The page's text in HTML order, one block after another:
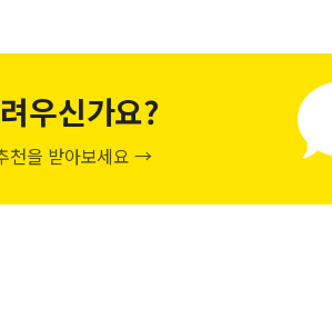
우신가요?
천을 받아보세요 →